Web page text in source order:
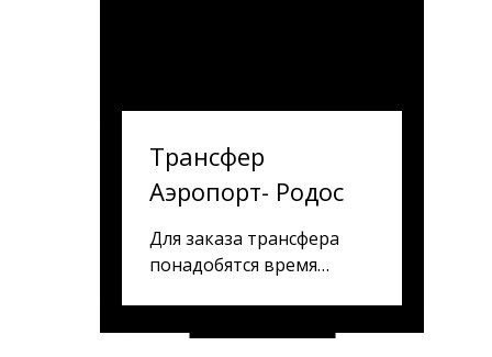
Трансфер
Аэропорт- Родос
Апартаменты
Для заказа трансфера
понадобятся время
взрослых/детей и